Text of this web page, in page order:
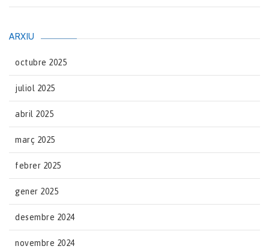
ARXIU
octubre 2025
juliol 2025
abril 2025
març 2025
febrer 2025
gener 2025
desembre 2024
novembre 2024